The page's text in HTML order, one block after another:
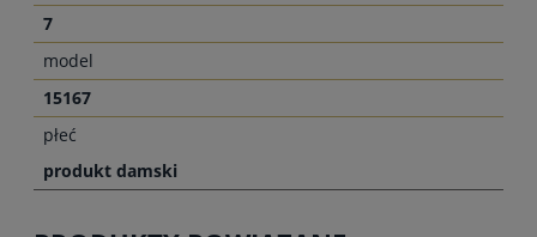
7
model
15167
płeć
produkt damski